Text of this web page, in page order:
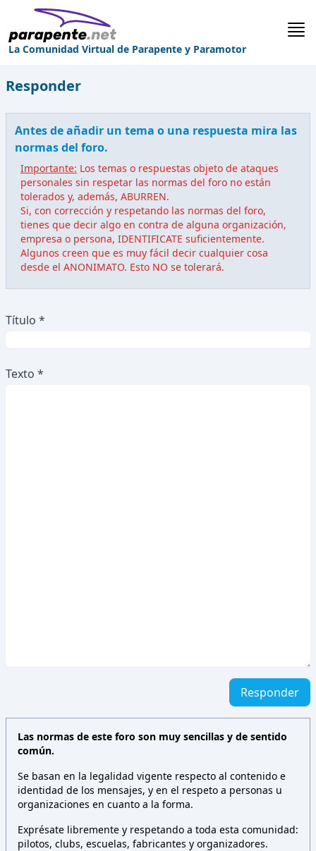
La Comunidad Virtual de Parapente y Paramotor
Responder
Antes de añadir un tema o una respuesta mira las
normas del foro.
Importante: Los temas o respuestas objeto de ataques
personales sin respetar las normas del foro no están
tolerados y, además, ABURREN.
Si, con corrección y respetando las normas del foro,
tienes que decir algo en contra de alguna organización,
empresa o persona, IDENTIFICATE suficientemente.
Algunos creen que es muy fácil decir cualquier cosa
desde el ANONIMATO. Esto NO se tolerará.
Título *
Texto *
Responder
Las normas de este foro son muy sencillas y de sentido
común.
Se basan en la legalidad vigente respecto al contenido e
identidad de los mensajes, y en el respeto a personas u
organizaciones en cuanto a la forma.
Exprésate libremente y respetando a toda esta comunidad:
pilotos, clubs, escuelas, fabricantes y organizadores.